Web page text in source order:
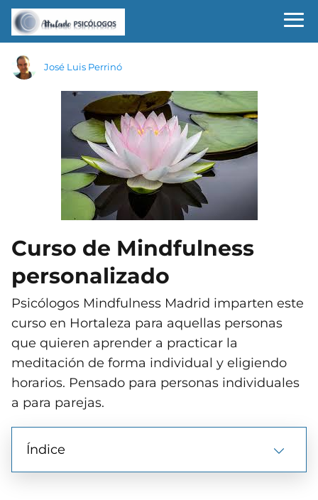
José Luis Perrinó
Curso de Mindfulness
personalizado
Psicólogos Mindfulness Madrid imparten este
curso en Hortaleza para aquellas personas
que quieren aprender a practicar la
meditación de forma individual y eligiendo
horarios. Pensado para personas individuales
a para parejas.
Índice